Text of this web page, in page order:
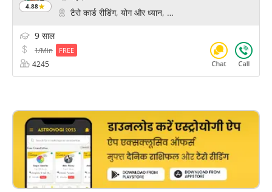
4.88
टैरो कार्ड रीडिंग, योग और ध्यान, साइकोलॉजिकल रीडिंग, ध्यान और चेतना
9 साल
1/Min FREE
4245